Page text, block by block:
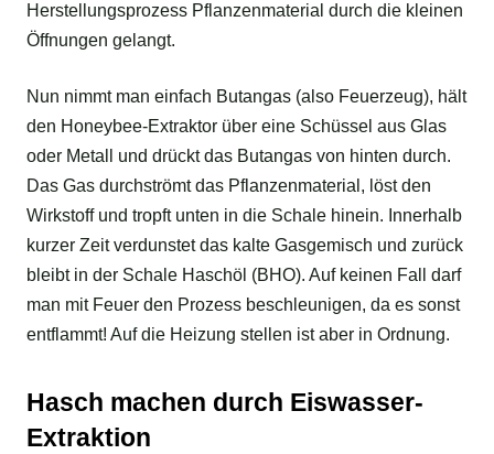
Herstellungsprozess Pflanzenmaterial durch die kleinen
Öffnungen gelangt.
Nun nimmt man einfach Butangas (also Feuerzeug), hält
den Honeybee-Extraktor über eine Schüssel aus Glas
oder Metall und drückt das Butangas von hinten durch.
Das Gas durchströmt das Pflanzenmaterial, löst den
Wirkstoff und tropft unten in die Schale hinein. Innerhalb
kurzer Zeit verdunstet das kalte Gasgemisch und zurück
bleibt in der Schale Haschöl (BHO). Auf keinen Fall darf
man mit Feuer den Prozess beschleunigen, da es sonst
entflammt! Auf die Heizung stellen ist aber in Ordnung.
Hasch machen durch Eiswasser-
Extraktion